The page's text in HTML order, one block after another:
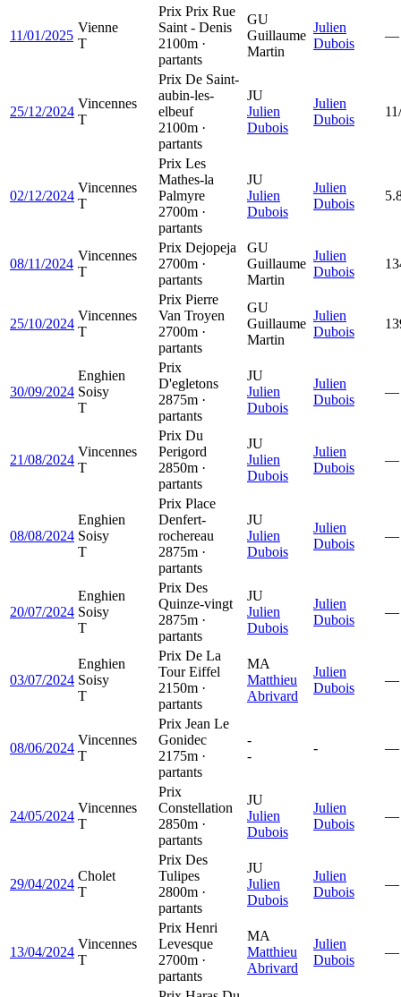
11/01/2025
Vienne
T
Prix Prix Rue
Saint - Denis
2100m ·
partants
GU
Guillaume
Martin
Julien
Dubois
—
25/12/2024
Vincennes
T
Prix De Saint-
aubin-les-
elbeuf
2100m ·
partants
JU
Julien
Dubois
Julien
Dubois
02/12/2024
Vincennes
T
Prix Les
Mathes-la
Palmyre
2700m ·
partants
JU
Julien
Dubois
Julien
Dubois
08/11/2024
Vincennes
T
Prix Dejopeja
2700m ·
partants
GU
Guillaume
Martin
Julien
Dubois
25/10/2024
Vincennes
T
Prix Pierre
Van Troyen
2700m ·
partants
GU
Guillaume
Martin
Julien
Dubois
30/09/2024
Enghien
Soisy
T
Prix
D'egletons
2875m ·
partants
JU
Julien
Dubois
Julien
Dubois
—
21/08/2024
Vincennes
T
Prix Du
Perigord
2850m ·
partants
JU
Julien
Dubois
Julien
Dubois
—
08/08/2024
Enghien
Soisy
T
Prix Place
Denfert-
rochereau
2875m ·
partants
JU
Julien
Dubois
Julien
Dubois
—
20/07/2024
Enghien
Soisy
T
Prix Des
Quinze-vingt
2875m ·
partants
JU
Julien
Dubois
Julien
Dubois
—
03/07/2024
Enghien
Soisy
T
Prix De La
Tour Eiffel
2150m ·
partants
MA
Matthieu
Abrivard
Julien
Dubois
—
08/06/2024
Vincennes
T
Prix Jean Le
Gonidec
2175m ·
partants
-
-
- —
24/05/2024
Vincennes
T
Prix
Constellation
2850m ·
partants
JU
Julien
Dubois
Julien
Dubois
—
29/04/2024
Cholet
T
Prix Des
Tulipes
2800m ·
partants
JU
Julien
Dubois
Julien
Dubois
—
13/04/2024
Vincennes
T
Prix Henri
Levesque
2700m ·
partants
MA
Matthieu
Abrivard
Julien
Dubois
—